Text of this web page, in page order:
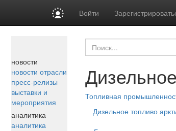
Войти
новости
новости отрасли
пресс-релизы
выставки и
мероприятия
аналитика
аналитика
Топливная
Дизельное топливо